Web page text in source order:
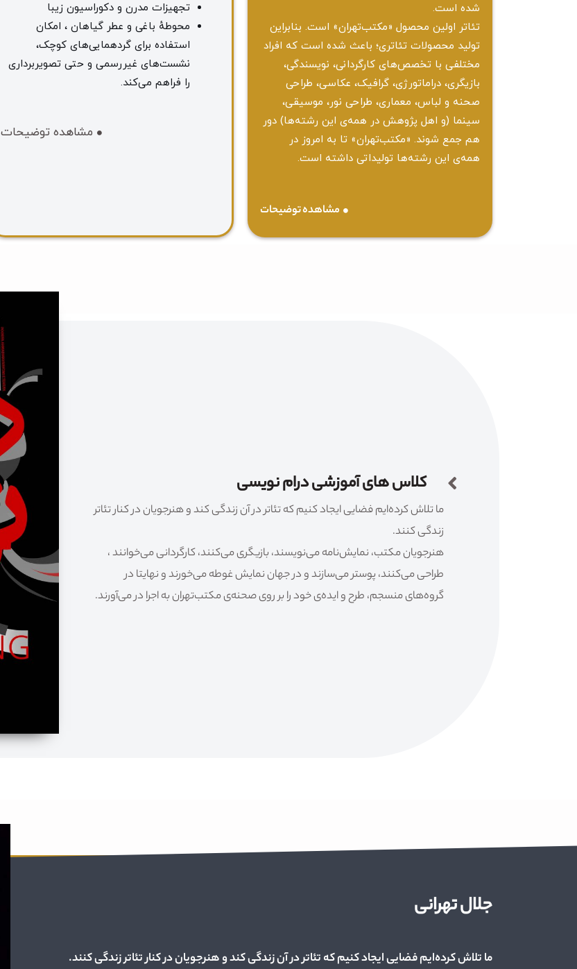
شده است.
تئاتر اولین محصول «مکتب‌تهران» است. بنابراین
تولید محصولات تئاتری؛ باعث شده است که افراد
مختلفی با تخصص‌های کارگردانی، نویسندگی،
بازیگری، دراماتورژی، گرافیک، عکاسی، طراحی
‌صحنه و لباس، معماری، طراحی نور، موسیقی،
سینما (و اهل پژوهش در همه‌ی این رشته‌ها) دور
هم جمع شوند. «مکتب‌تهران» تا به امروز در
همه‌ی این رشته‌ها تولیداتی داشته است.
مشاهده توضیحات
تجهیزات مدرن و دکوراسیون زیبا
محوطهٔ باغی و عطر گیاهان ، امکان
استفاده برای گردهمایی‌های کوچک،
نشست‌های غیررسمی و حتی تصویربرداری
را فراهم می‌کند.
مشاهده توضیحات
کلاس های آموزشی درام نویسی
ما تلاش کرده‌ایم فضایی ایجاد کنیم که تئاتر در آن زندگی کند و هنرجویان در کنار تئاتر
زندگی کنند.
هنرجویان مکتب، نمایش‌نامه می‌نویسند، بازیگری می‌کنند، کارگردانی می‌خوانند ،
طراحی می‌کنند، پوستر می‌سازند و در جهان نمایش غوطه می‌خورند و نهایتا در
گروه‌های منسجم، طرح و ایده‌ی خود را بر روی صحنه‌ی مکتب‌تهران به اجرا در می‌آورند.
جلال تهرانی
ما تلاش کرده‌ایم فضایی ایجاد کنیم که تئاتر در آن زندگی کند و هنرجویان در کنار تئاتر زندگی کنند.